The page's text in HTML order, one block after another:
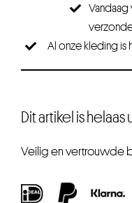
Al onze kleding is
Dit artikel is
Veilig en vertrouwde